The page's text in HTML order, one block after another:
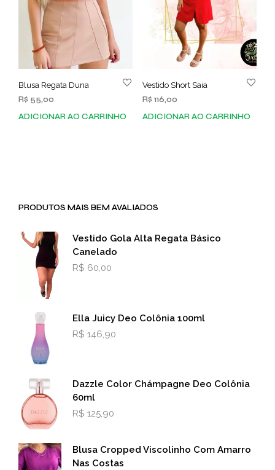
Blusa Regata Duna
R$ 55,00
ADICIONAR AO CARRINHO
Vestido Short Saia
R$ 116,00
ADICIONAR AO CARRINHO
PRODUTOS MAIS BEM AVALIADOS
Vestido Gola Alta Regata Básico
Canelado
R$ 60,00
Ella Juicy Deo Colônia 100ml
R$ 146,90
Dazzle Color Chámpagne Deo Colônia
60ml
R$ 125,90
Blusa Cropped Viscolinho Com Amarro
Nas Costas